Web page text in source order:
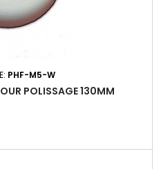
PHF-M5-W
POLISSAGE 130MM